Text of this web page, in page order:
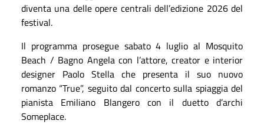
diventa una delle opere centrali dell’edizione 2026 del
festival.
Il programma prosegue sabato 4 luglio al Mosquito
Beach / Bagno Angela con l’attore, creator e interior
designer Paolo Stella che presenta il suo nuovo
romanzo “True”, seguito dal concerto sulla spiaggia del
pianista Emiliano Blangero con il duetto d’archi
Someplace.